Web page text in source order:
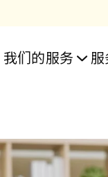
我们的服务